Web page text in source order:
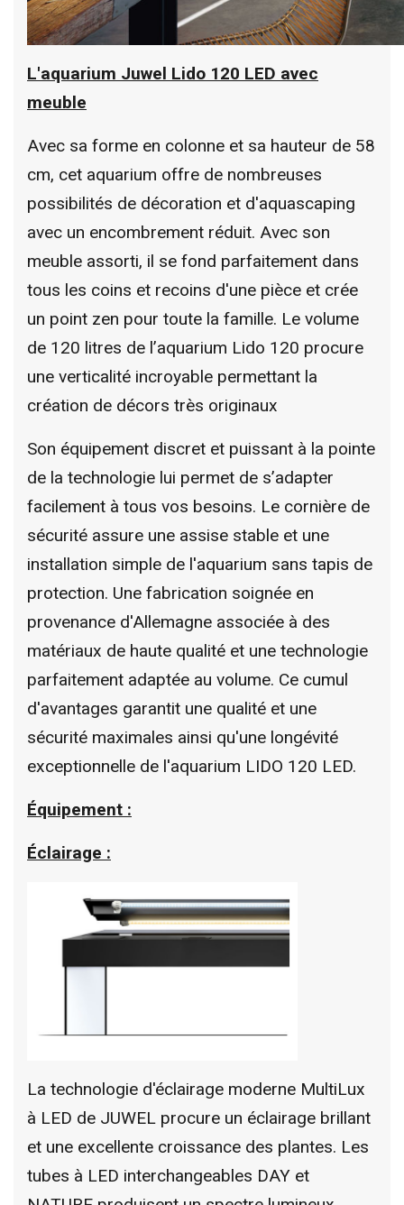
L'aquarium Juwel Lido 120 LED avec
meuble
Avec sa forme en colonne et sa hauteur de 58
cm, cet aquarium offre de nombreuses
possibilités de décoration et d'aquascaping
avec un encombrement réduit. Avec son
meuble assorti, il se fond parfaitement dans
tous les coins et recoins d'une pièce et crée
un point zen pour toute la famille. Le volume
de 120 litres de l’aquarium Lido 120 procure
une verticalité incroyable permettant la
création de décors très originaux
Son équipement discret et puissant à la pointe
de la technologie lui permet de s’adapter
facilement à tous vos besoins. Le cornière de
sécurité assure une assise stable et une
installation simple de l'aquarium sans tapis de
protection. Une fabrication soignée en
provenance d'Allemagne associée à des
matériaux de haute qualité et une technologie
parfaitement adaptée au volume. Ce cumul
d'avantages garantit une qualité et une
sécurité maximales ainsi qu'une longévité
exceptionnelle de l'aquarium LIDO 120 LED.
Équipement :
Éclairage :
La technologie d'éclairage moderne MultiLux
à LED de JUWEL procure un éclairage brillant
et une excellente croissance des plantes. Les
tubes à LED interchangeables DAY et